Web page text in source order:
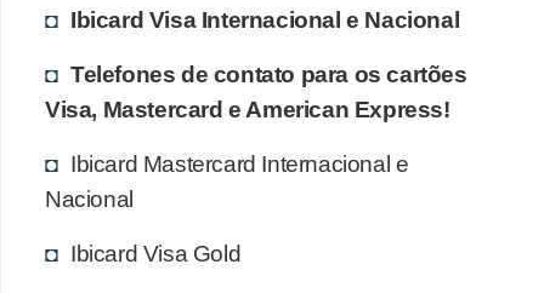
Ibicard Visa Internacional e Nacional
Telefones de contato para os cartões
Visa, Mastercard e American Express!
Ibicard Mastercard Internacional e
Nacional
Ibicard Visa Gold